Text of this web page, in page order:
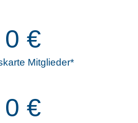
0 €
Mitglieder*
0 €